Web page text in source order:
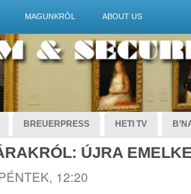
MAGUNKRÓL ABOUT US
BREUERPRESS HETI TV
ÚJRA
12:20